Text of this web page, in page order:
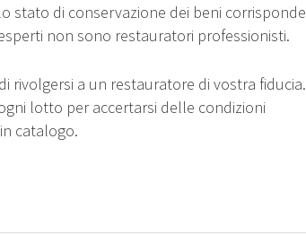
stato di conservazione dei beni corrisponde
non sono restauratori professionisti.
rivolgersi a un restauratore di vostra fiducia.
lotto per accertarsi delle condizioni
catalogo.